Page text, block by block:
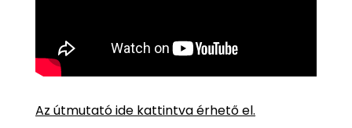
Az útmutató ide kattintva érhető el.